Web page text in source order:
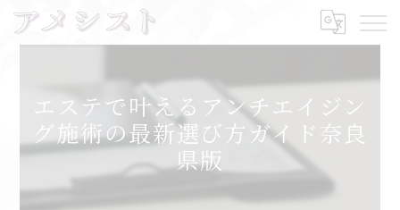
エステで叶えるアンチエイジン
グ施術の最新選び方ガイド奈良
県版